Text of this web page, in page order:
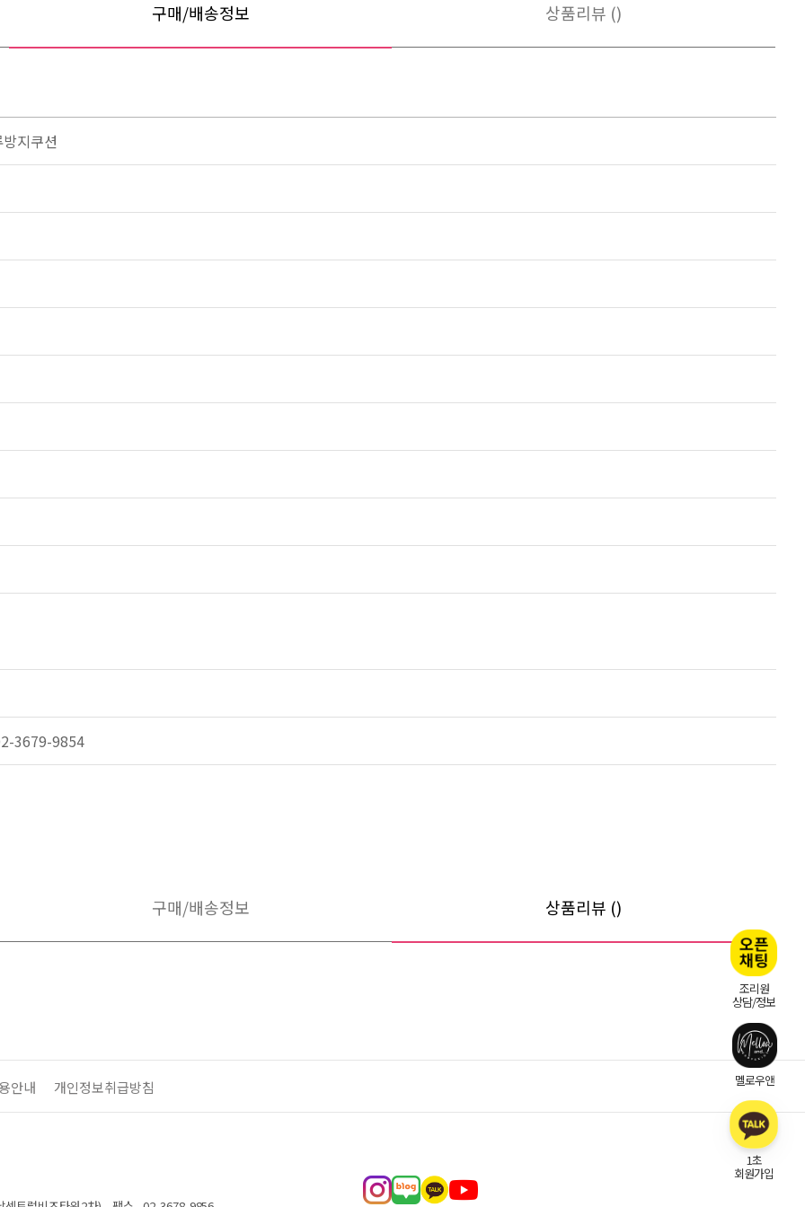
구매/배송정보 상품리뷰 ()
지쿠션
3679-9854
구매/배송정보 상품리뷰 ()
안내 개인정보취급방침
조리원
상담/정보
멜로우앤
1초
회원가입